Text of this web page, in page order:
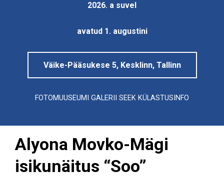
2026. a suvel
avatud 1. augustini
Väike-Pääsukese 5, Kesklinn, Tallinn
FOTOMUUSEUMI GALERII SEEK KÜLASTUSINFO
Alyona Movko-Mägi
isikunäitus “Soo”